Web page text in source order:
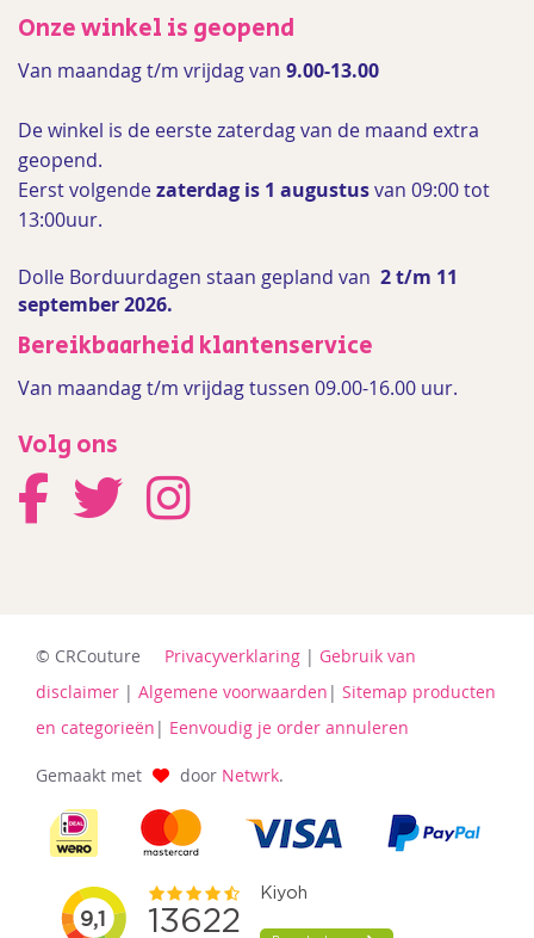
Onze winkel is geopend
Van maandag t/m vrijdag van 9.00-13.00
De winkel is de eerste zaterdag van de maand extra
geopend.
Eerst volgendezaterdag is 1 augustusvan 09:00 tot
13:00uur.
Dolle Borduurdagen staan gepland van 2 t/m 11
september 2026.
Bereikbaarheid klantenservice
Van maandag t/m vrijdag tussen 09.00-16.00 uur.
Volg ons
© CRCouture Privacyverklaring | Gebruik van
disclaimer | Algemene voorwaarden | Sitemap producten
en categorieën | Eenvoudig je order annuleren
Gemaakt met door Netwrk.